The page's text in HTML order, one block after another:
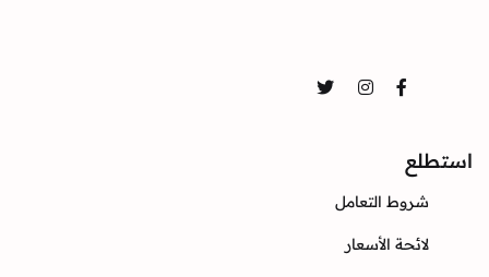
Facebook
Instagram
Twitter
استطلع
شروط التعامل
لائحة الأسعار